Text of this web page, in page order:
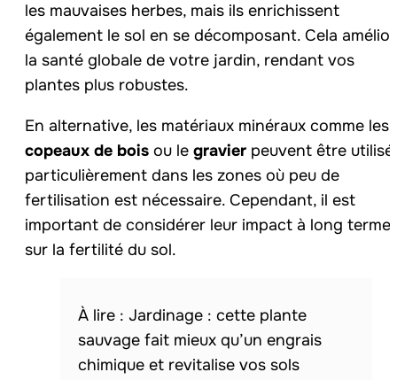
les mauvaises herbes, mais ils enrichissent
également le sol en se décomposant. Cela
la santé globale de votre jardin, rendant vos
plantes plus robustes.
En alternative, les matériaux minéraux comme les
copeaux de bois ou le gravier peuvent être
particulièrement dans les zones où peu de
fertilisation est nécessaire. Cependant, il est
important de considérer leur impact à long terme
sur la fertilité du sol.
Jardinage : cette plante
sauvage fait mieux qu’un engrais
chimique et revitalise vos sols